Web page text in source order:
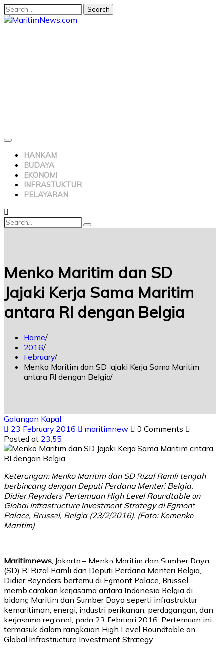
HANKAM
BUDAYA
EKONOMI
INFRASTUKTUR
PELAYARAN
Menko Maritim dan SD
Jajaki Kerja Sama Maritim
antara RI dengan Belgia
Home
2016
February
Menko Maritim dan SD Jajaki Kerja Sama Maritim
antara RI dengan Belgia
Galangan Kapal
23 February 2016
maritimnew
0 Comments
Posted at 23:55
Keterangan: Menko Maritim dan SD Rizal Ramli tengah
berbincang dengan Deputi Perdana Menteri Belgia,
Didier Reynders Pertemuan High Level Roundtable on
Global Infrastructure Investment Strategy di Egmont
Palace, Brussel, Belgia (23/2/2016). (Foto: Kemenko
Maritim)
Maritimnews , Jakarta – Menko Maritim dan Sumber Daya
(SD) RI Rizal Ramli dan Deputi Perdana Menteri Belgia,
Didier Reynders bertemu di Egmont Palace, Brussel
membicarakan kerjasama antara Indonesia Belgia di
bidang Maritim dan Sumber Daya seperti infrastruktur
kemaritiman, energi, industri perikanan, perdagangan, dan
kerjasama regional, pada 23 Februari 2016. Pertemuan ini
termasuk dalam rangkaian High Level Roundtable on
Global Infrastructure Investment Strategy.